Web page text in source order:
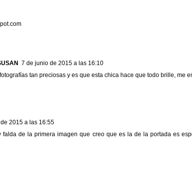
7 de junio de 2015 a las 16:10
tan preciosas y es que esta chica hace que todo brille, me
2015 a las 16:55
falda de la primera imagen que creo que es la de la portada es